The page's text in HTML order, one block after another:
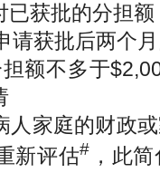
已获批的分担额
请获批后两个
额不多于
人家庭的财政
新评估# ，此